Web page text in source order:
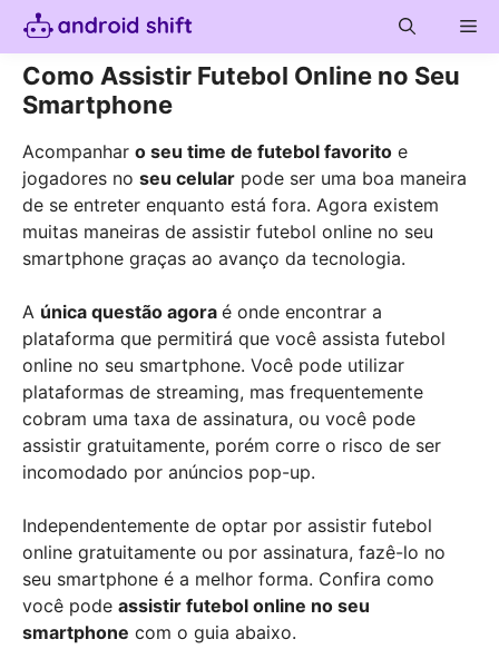
Skip
content
Como Assistir Futebol Online no Seu
Smartphone
Acompanhar o seu time de futebol favorito e
jogadores no seu celular pode ser uma boa maneira
de se entreter enquanto está fora. Agora existem
muitas maneiras de assistir futebol online no seu
smartphone graças ao avanço da tecnologia.
A única questão agora é onde encontrar a
plataforma que permitirá que você assista futebol
online no seu smartphone. Você pode utilizar
plataformas de streaming, mas frequentemente
cobram uma taxa de assinatura, ou você pode
assistir gratuitamente, porém corre o risco de ser
incomodado por anúncios pop-up.
Independentemente de optar por assistir futebol
online gratuitamente ou por assinatura, fazê-lo no
seu smartphone é a melhor forma. Confira como
você pode assistir futebol online no seu
smartphone com o guia abaixo.